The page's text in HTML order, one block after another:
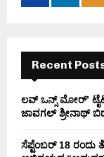
:
Recent
ಲವ್ ಒನ್ಸ್ ಮೋರ್’
ಜಾವಗಲ್ ಶ್ರೀನಾಥ್
ಸೆಪ್ಟೆಂಬರ್ 18 ರಂದು